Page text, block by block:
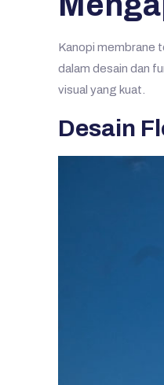
Kanopi membrane
dalam desain dan
visual yang kuat.
Desain